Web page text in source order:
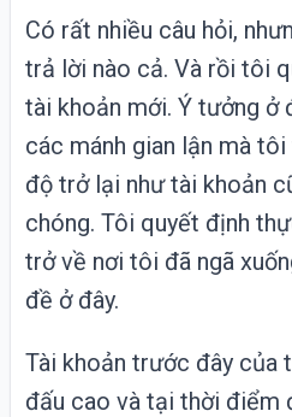
Có rất nhiều câu hỏi,
trả lời nào cả. Và rồi tôi
tài khoản mới. Ý tưởng ở
các mánh gian lận mà
độ trở lại như tài khoản
chóng. Tôi quyết định
trở về nơi tôi đã ngã
đề ở đây.
Tài khoản trước đây của
đấu cao và tại thời điểm